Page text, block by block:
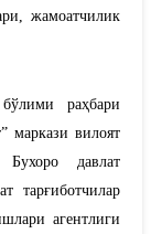
,жамоатчилик
раҳбари
маркази вилоят
давлат
тарғиботчилар
агентлиги